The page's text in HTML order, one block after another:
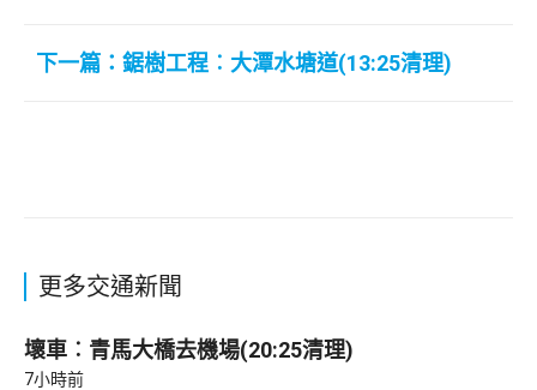
下一篇：鋸樹工程︰大潭水塘道(13:25清理)
更多交通新聞
壞車︰青馬大橋去機場(20:25清理)
7小時前